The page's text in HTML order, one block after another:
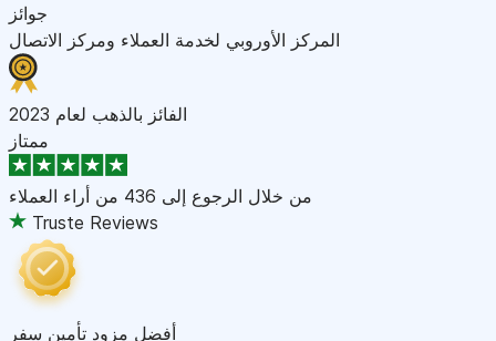
جوائز
المركز الأوروبي لخدمة العملاء ومركز الاتصال
الفائز بالذهب لعام 2023
ممتاز
من خلال الرجوع إلى 436 من أراء العملاء
Truste Reviews
أفضل مزود تأمين سفر